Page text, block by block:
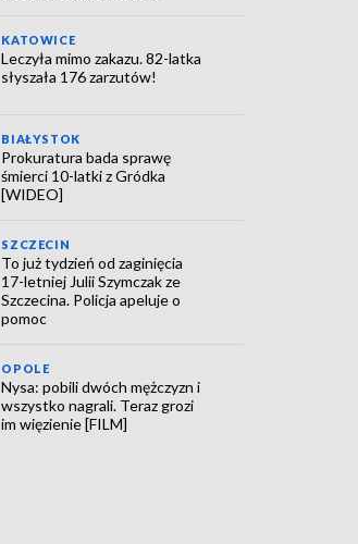
KATOWICE
Leczyła mimo zakazu. 82-latka
słyszała 176 zarzutów!
BIAŁYSTOK
Prokuratura bada sprawę
śmierci 10-latki z Gródka
[WIDEO]
SZCZECIN
To już tydzień od zaginięcia
17-letniej Julii Szymczak ze
Szczecina. Policja apeluje o
pomoc
OPOLE
Nysa: pobili dwóch mężczyzn i
wszystko nagrali. Teraz grozi
im więzienie [FILM]